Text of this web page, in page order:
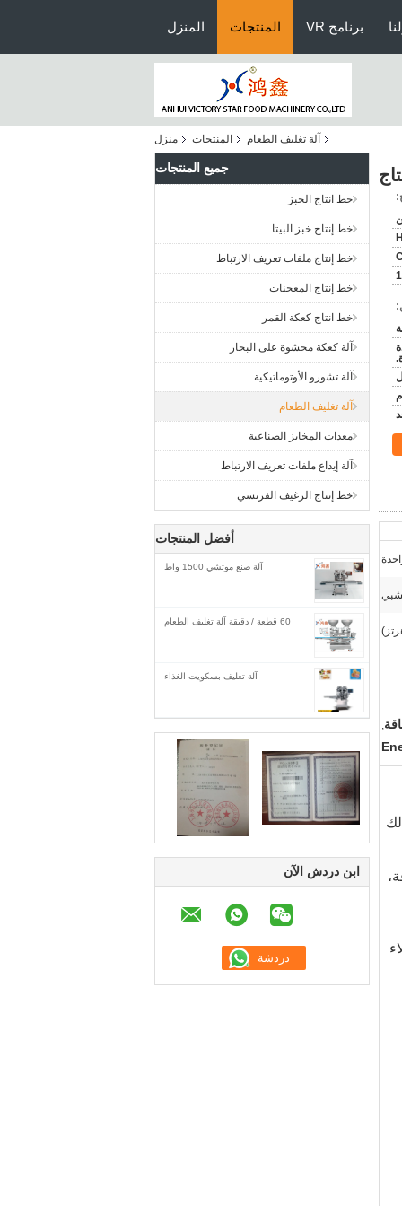
المنزل المنتجات برنامج VR
منزل المنتجات آلة تغليف الطعام
جميع المنتجات
خط انتاج الخبز
خط إنتاج خبز البيتا
خط إنتاج ملفات تعريف الارتباط
خط إنتاج المعجنات
خط انتاج كعكة القمر
آلة كعكة محشوة على البخار
آلة تشورو الأوتوماتيكية
آلة تغليف الطعام
معدات المخابز الصناعية
آلة إيداع ملفات تعريف الارتباط
خط إنتاج الرغيف الفرنسي
أفضل المنتجات
آلة صنع موتشي 1500 واط
60 قطعة / دقيقة آلة تغليف الطعام
آلة تغليف بسكويت الغذاء
ابن دردش الآن
,